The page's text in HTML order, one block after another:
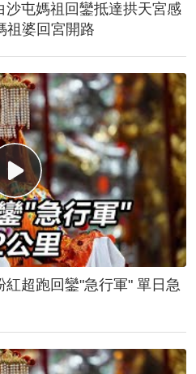
沙屯媽祖回鑾抵達拱天宮感
祖婆回宮開路
跑回鑾"急行軍" 單日急